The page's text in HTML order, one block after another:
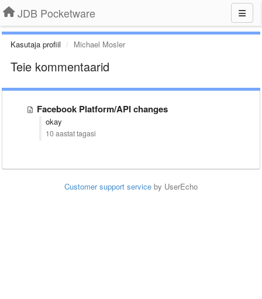
JDB Pocketware
Kasutaja profiil Michael Mosler
Teie kommentaarid
Facebook Platform/API changes
okay
10 aastat tagasi
Customer support service by UserEcho